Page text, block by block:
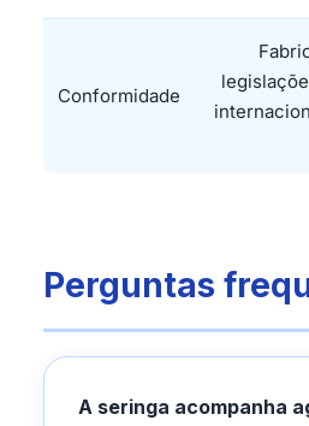
Conformidade
Perguntas
A seringa acompanha